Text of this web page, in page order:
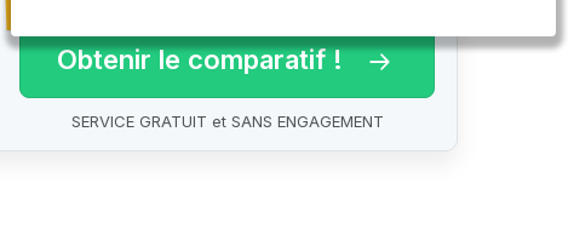
Obtenir le comparatif !
SERVICE GRATUIT et SANS ENGAGEMENT